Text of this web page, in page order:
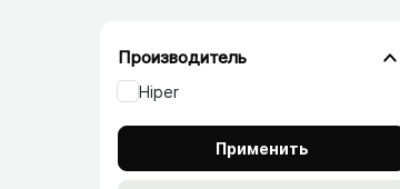
Производитель
Hiper